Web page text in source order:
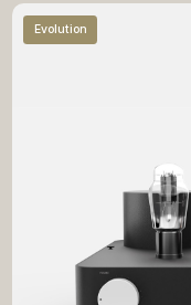
Evolution